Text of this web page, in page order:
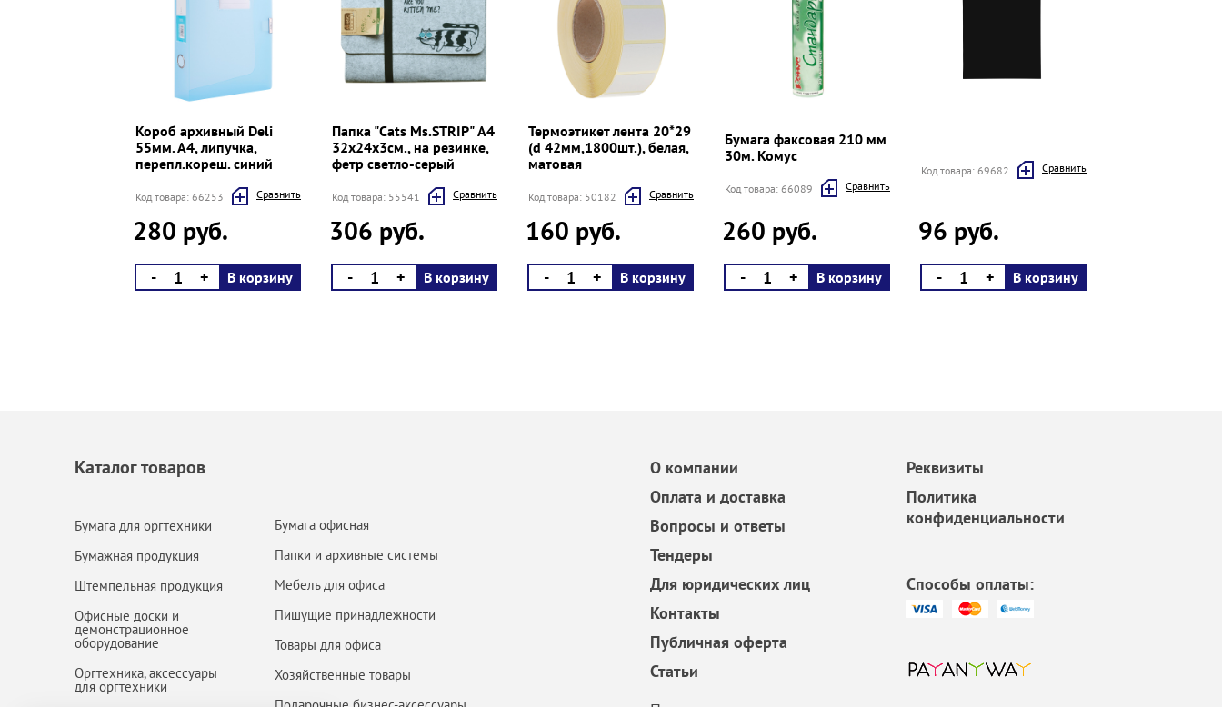
Короб архивный Deli
55мм. А4, липучка,
перепл.кореш. синий
Код товара: 66253 Cравнить
280 руб.
- + В корзину
Папка "Cats Ms.STRIP" А4
32х24х3см., на резинке,
фетр светло-серый
Код товара: 55541 Cравнить
306 руб.
- + В корзину
Термоэтикет лента 20*29
(d 42мм,1800шт.), белая,
матовая
Код товара: 50182 Cравнить
160 руб.
- + В корзину
Бумага факсовая 210 мм
30м. Комус
Код товара: 66089 Cравнить
260 руб.
- + В корзину
Код товара: 69682 Cравнить
96 руб.
- + В корзину
Каталог товаров
Бумага для оргтехники
Бумажная продукция
Штемпельная продукция
Офисные доски и
демонстрационное
оборудование
Оргтехника, аксессуары
для оргтехники
Бумага офисная
Папки и архивные системы
Мебель для офиса
Пишущие принадлежности
Товары для офиса
Хозяйственные товары
О компании
Оплата и доставка
Вопросы и ответы
Тендеры
Для юридических лиц
Контакты
Публичная оферта
Статьи
Реквизиты
Политика
конфиденциальности
Способы оплаты: